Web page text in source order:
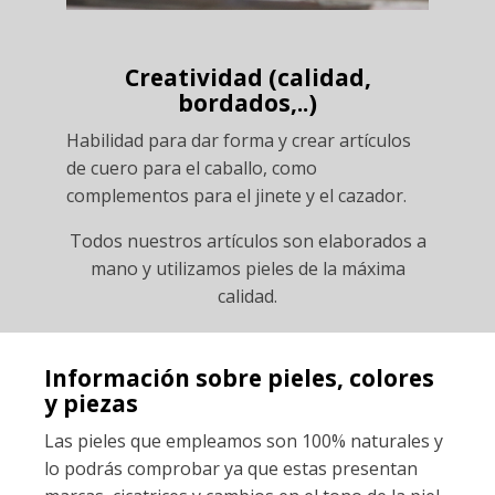
Creatividad (calidad,
bordados,..)
Habilidad para dar forma y crear artículos
de cuero para el caballo, como
complementos para el jinete y el cazador.
Todos nuestros artículos son elaborados a
mano y utilizamos pieles de la máxima
calidad.
Información sobre pieles, colores
y piezas
Las pieles que empleamos son 100% naturales y
lo podrás comprobar ya que estas presentan